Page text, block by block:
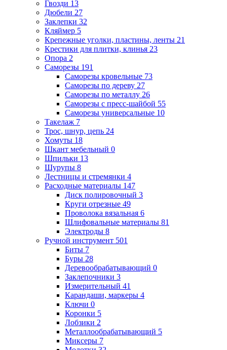
Гвозди 13
Дюбели 27
Заклепки 32
Кляймер 5
Крепежные уголки, пластины, ленты 21
Крестики для плитки, клинья 23
Опора 2
Саморезы 191
Саморезы кровельные 73
Саморезы по дереву 27
Саморезы по металлу 26
Саморезы с пресс-шайбой 55
Саморезы универсальные 10
Такелаж 7
Трос, шнур, цепь 24
Хомуты 18
Шкант мебельный 0
Шпильки 13
Шурупы 8
Лестницы и стремянки 4
Расходные материалы 147
Диск полировочный 3
Круги отрезные 49
Проволока вязальная 6
Шлифовальные материалы 81
Электроды 8
Ручной инструмент 501
Биты 7
Буры 28
Деревообрабатывающий 0
Заклепочники 3
Измерительный 41
Карандаши, маркеры 4
Ключи 0
Коронки 5
Лобзики 2
Металлообрабатывающий 5
Миксеры 7